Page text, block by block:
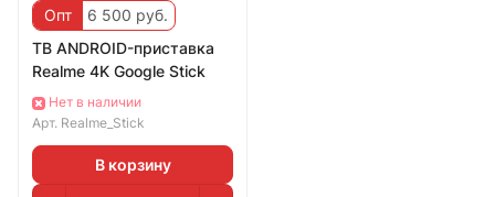
Опт
6 500 руб.
ТВ ANDROID-приставка
Realme 4K Google Stick
Нет в наличии
Арт. Realme_Stick
В корзину